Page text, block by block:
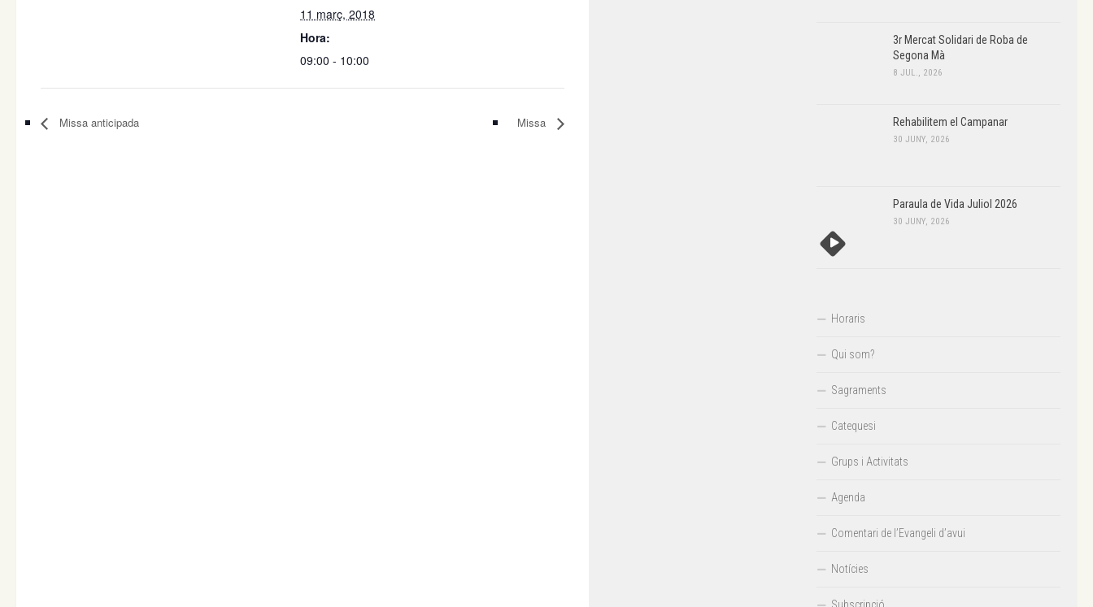
11 març, 2018
Hora:
09:00 - 10:00
Missa anticipada Missa
3r Mercat Solidari de Roba de
Segona Mà
8 JUL., 2026
Rehabilitem el Campanar
30 JUNY, 2026
Paraula de Vida Juliol 2026
30 JUNY, 2026
Horaris
Qui som?
Sagraments
Catequesi
Grups i Activitats
Agenda
Comentari de l’Evangeli d’avui
Notícies